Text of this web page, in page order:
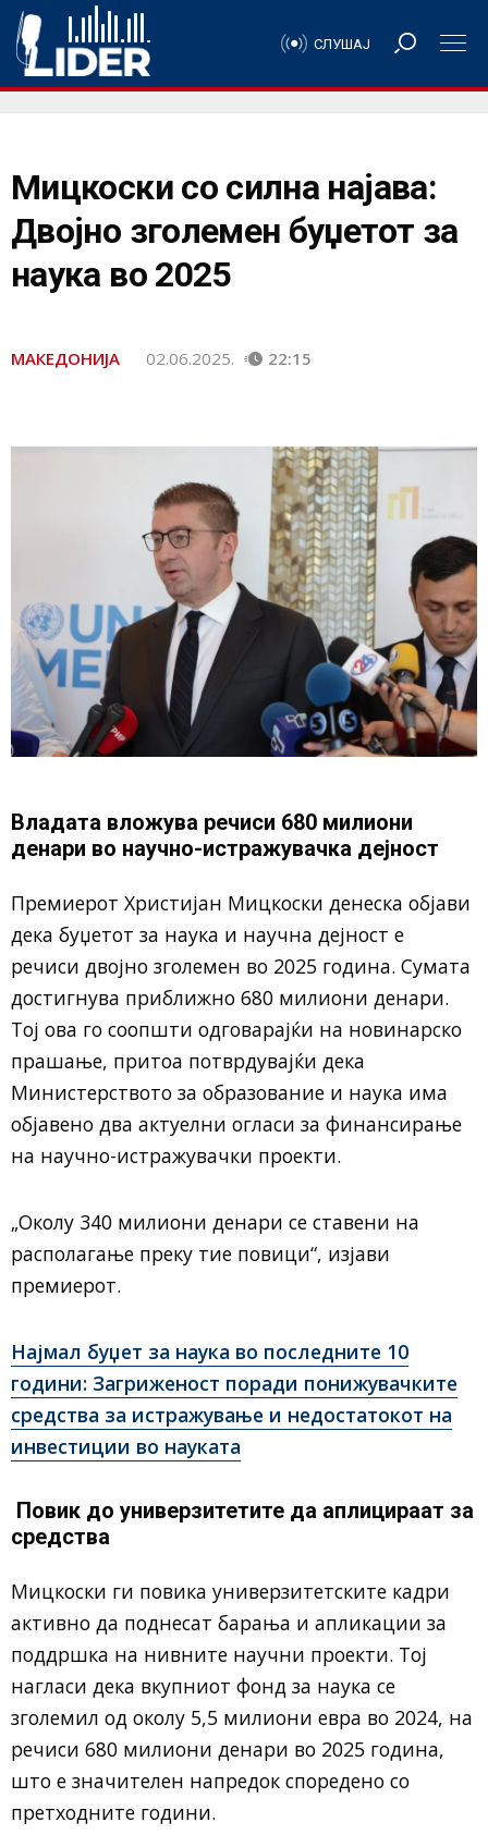
СЛУШАЈ
Мицкоски со силна најава:
Двојно зголемен буџетот за
наука во 2025
МАКЕДОНИЈА 02.06.2025. 22:15
Владата вложува речиси 680 милиони
денари во научно-истражувачка дејност
Премиерот Христијан Мицкоски денеска објави
дека буџетот за наука и научна дејност е
речиси двојно зголемен во 2025 година. Сумата
достигнува приближно 680 милиони денари.
Тој ова го соопшти одговарајќи на новинарско
прашање, притоа потврдувајќи дека
Министерството за образование и наука има
објавено два актуелни огласи за финансирање
на научно-истражувачки проекти.
„Околу 340 милиони денари се ставени на
располагање преку тие повици“, изјави
премиерот.
Најмал буџет за наука во последните 10
години: Загриженост поради понижувачките
средства за истражување и недостатокот на
инвестиции во науката
Повик до универзитетите да аплицираат за
средства
Мицкоски ги повика универзитетските кадри
активно да поднесат барања и апликации за
поддршка на нивните научни проекти. Тој
нагласи дека вкупниот фонд за наука се
зголемил од околу 5,5 милиони евра во 2024, на
речиси 680 милиони денари во 2025 година,
што е значителен напредок споредено со
претходните години.